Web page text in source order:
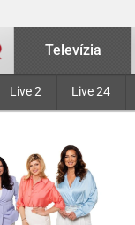
Televízia
Live 2 Live 24